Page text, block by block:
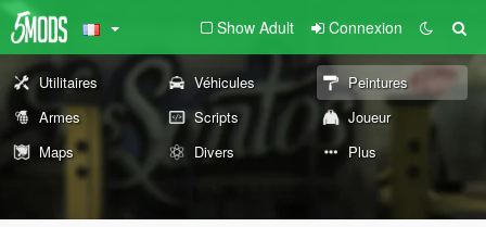
Show Adult Connexion
Utilitaires Véhicules
Peintures
Armes
Scripts
Joueur
Maps
Divers Plus